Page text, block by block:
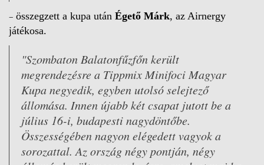
– összegzett a kupa után Égető Márk, az Airnergy
játékosa.
"Szombaton Balatonfűzfőn került
megrendezésre a Tippmix Minifoci Magyar
Kupa negyedik, egyben utolsó selejtező
állomása. Innen újabb két csapat jutott be a
július 16-i, budapesti nagydöntőbe.
Összességében nagyon elégedett vagyok a
sorozattal. Az ország négy pontján, négy